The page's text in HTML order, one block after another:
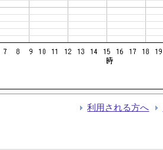
利用される方へ